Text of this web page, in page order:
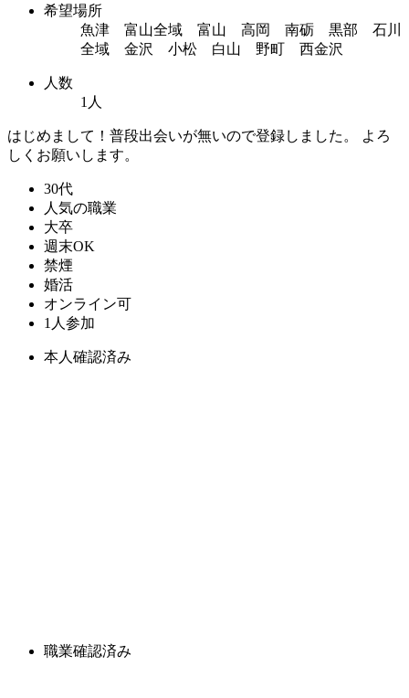
希望場所
魚津 富山全域 富山 高岡 南砺 黒部 石川
全域 金沢 小松 白山 野町 西金沢
人数
1人
はじめまして！普段出会いが無いので登録しました。 よろ
しくお願いします。
30代
人気の職業
大卒
週末OK
禁煙
婚活
オンライン可
1人参加
本人確認済み
職業確認済み